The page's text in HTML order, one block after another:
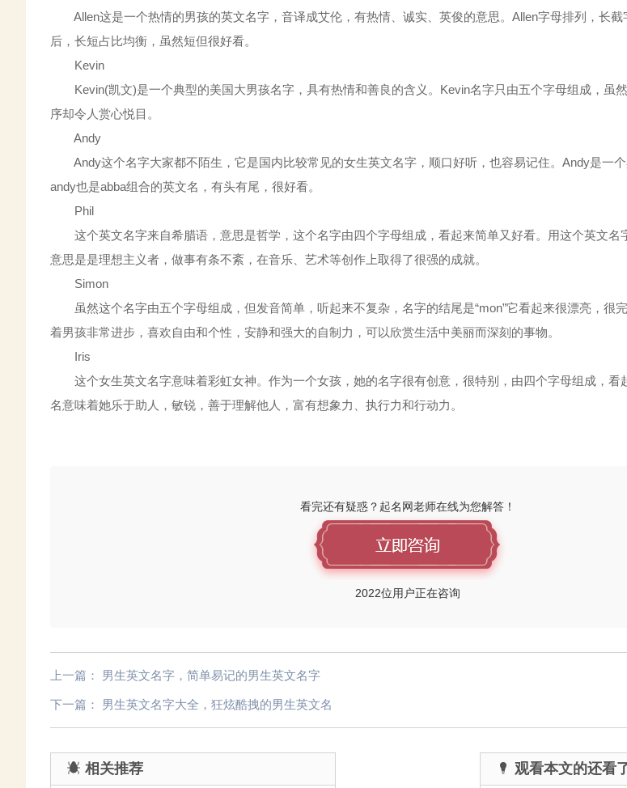
Allen这是一个热情的男孩的英文名字，音译成艾伦，有热情、诚实、英俊的意思。Allen字母排列，长截
后，长短占比均衡，虽然短但很好看。
Kevin
Kevin(凯文)是一个典型的美国大男孩名字，具有热情和善良的含义。Kevin名字只由五个字母组成，虽
序却令人赏心悦目。
Andy
Andy这个名字大家都不陌生，它是国内比较常见的女生英文名字，顺口好听，也容易记住。Andy是一个
andy也是abba组合的英文名，有头有尾，很好看。
Phil
这个英文名字来自希腊语，意思是哲学，这个名字由四个字母组成，看起来简单又好看。用这个英文名
意思是是理想主义者，做事有条不紊，在音乐、艺术等创作上取得了很强的成就。
Simon
虽然这个名字由五个字母组成，但发音简单，听起来不复杂，名字的结尾是“mon”它看起来很漂亮，很
着男孩非常进步，喜欢自由和个性，安静和强大的自制力，可以欣赏生活中美丽而深刻的事物。
Iris
这个女生英文名字意味着彩虹女神。作为一个女孩，她的名字很有创意，很特别，由四个字母组成，看
名意味着她乐于助人，敏锐，善于理解他人，富有想象力、执行力和行动力。
看完还有疑惑？起名网老师在线为您解答！
2022位用户正在咨询
上一篇： 男生英文名字，简单易记的男生英文名字
下一篇： 男生英文名字大全，狂炫酷拽的男生英文名
相关推荐 观看本文的还看